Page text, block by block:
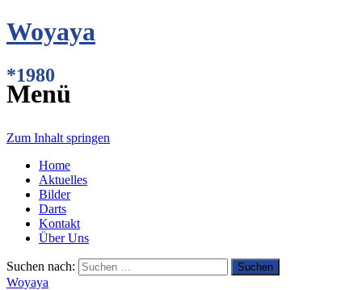
Woyaya
*1980
Menü
Zum Inhalt springen
Home
Aktuelles
Bilder
Darts
Kontakt
Über Uns
Suchen nach:
Woyaya